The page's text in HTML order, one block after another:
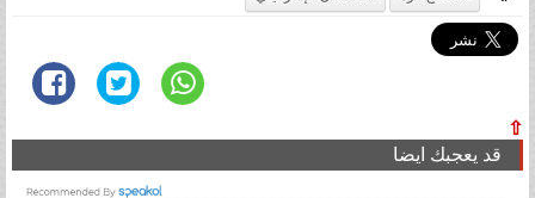
⇧
قد يعجبك ايضا